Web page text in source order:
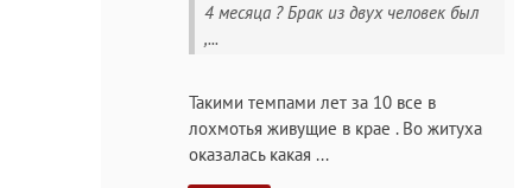
4 месяца ? Брак из двух человек был
,...
Такими темпами лет за 10 все в
лохмотья живущие в крае . Во житуха
оказалась какая ...